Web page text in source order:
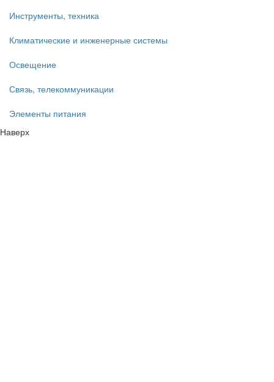
Инструменты, техника
Климатические и инженерные системы
Освещение
Связь, телекоммуникации
Элементы питания
Наверх